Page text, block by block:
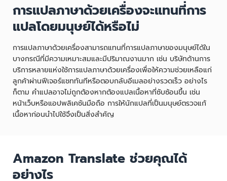
การแปลภาษาด้วยเครื่องจะแทนที่การ
แปลโดยมนุษย์ได้หรือไม่
การแปลภาษาด้วยเครื่องสามารถแทนที่การแปลภาษาของมนุษย์ได้ใน
บางกรณีที่มีความเหมาะสมและมีปริมาณงานมาก เช่น บริษัทด้านการ
บริการหลายแห่งใช้การแปลภาษาด้วยเครื่องเพื่อให้ความช่วยเหลือแก่
ลูกค้าผ่านฟีเจอร์แชททันทีหรือตอบกลับอีเมลอย่างรวดเร็ว อย่างไร
ก็ตาม คำแปลอาจไม่ถูกต้องหากต้องแปลเนื้อหาที่ซับซ้อนขึ้น เช่น
หน้าเว็บหรือแอปพลิเคชันมือถือ การให้นักแปลที่เป็นมนุษย์ตรวจแก้
เนื้อหาก่อนนำไปใช้จึงเป็นสิ่งสำคัญ
Amazon Translate ช่วยคุณได้
อย่างไร